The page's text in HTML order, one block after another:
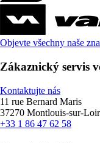
Objevte všechny naše
Zákaznický servis
Kontaktujte nás
11 rue Bernard Maris
37270 Montlouis-sur-
+33 1 86 47 62 58